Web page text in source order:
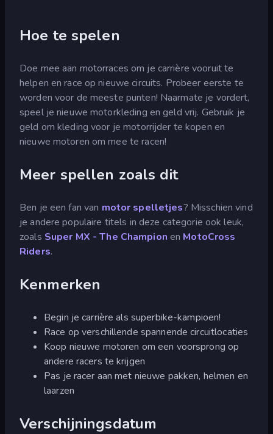
Hoe te spelen
Doe mee aan motorraces om je carrière vooruit te
helpen en race op nieuwe circuits. Probeer eerste te
worden voor de meeste punten! Naarmate je vordert,
speel je nieuwe motorkleding en geld vrij. Gebruik je
geld om kleding voor je motorrijder te kopen en
nieuwe motoren om mee te racen!
Meer spellen zoals dit
Ben je een fan van motor spelletjes? Misschien vind
je andere populaire titels in deze categorie ook leuk,
zoals Super MX - The Champion en MotoCross
Riders.
Kenmerken
Begin je carrière als superbike-kampioen!
Race op verschillende spannende circuitlocaties
Koop nieuwe motoren om een voorsprong op
andere racers te krijgen
Pas je racer aan met nieuwe pakken, helmen en
laarzen
Verschijningsdatum